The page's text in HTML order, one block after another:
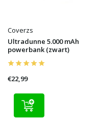
Coverzs
Ultradunne 5.000 mAh
powerbank (zwart)
€22,99